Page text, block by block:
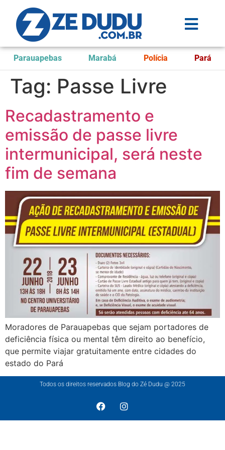
Parauapebas Marabá Polícia Pará
Tag: Passe Livre
Recadastramento e
emissão de passe livre
intermunicipal, será neste
fim de semana
Moradores de Parauapebas que sejam portadores de
deficiência física ou mental têm direito ao benefício,
que permite viajar gratuitamente entre cidades do
estado do Pará
Todos os direitos reservados Blog do Zé Dudu @ 2025